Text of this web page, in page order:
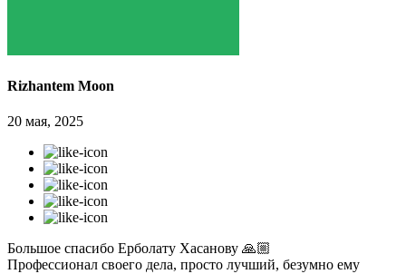
Rizhantem Moon
20 мая, 2025
Большое спасибо Ерболату Хасанову 🙏🏼
Профессионал своего дела, просто лучший, безумно ему